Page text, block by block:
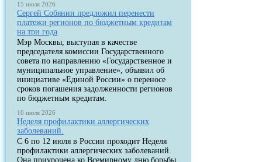
15 июля 2026
Сергей Собянин предложил перенести
платежи регионов по бюджетным кредитам
на три года
Мэр Москвы, выступая в качестве
председателя комиссии Государственного
совета по направлению «Государственное и
муниципальное управление», объявил об
инициативе «Единой России» о переносе
сроков погашения задолженности регионов
по бюджетным кредитам.
10 июля 2026
Неделя профилактики аллергических
заболеваний.
С 6 по 12 июля в России проходит Неделя
профилактики аллергических заболеваний.
Она приурочена ко Всемирному дню борьбы